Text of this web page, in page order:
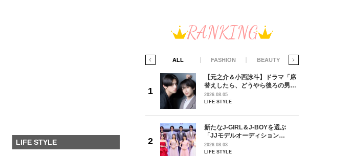
LIFE STYLE
RANKING
ALL FASHION BEAUTY
「JJモデルオーディション
2027」が募集開始！ 予選ブロッ
2026.08.03
【元之介＆小西詠斗】ドラマ「席
替えしたら、どうやら後ろの男が
どうやら俺のこと好きらしい」放
送記念インタビュー♡ 「自然と詠
2026.08.05
LIFE STYLE
新たなJ-GIRL＆J-BOYを選ぶ
「JJモデルオーディション
2027」が募集開始！ 予選ブロッ
クは候補生の“魅力”を重視した
2026.08.03
LIFE STYLE